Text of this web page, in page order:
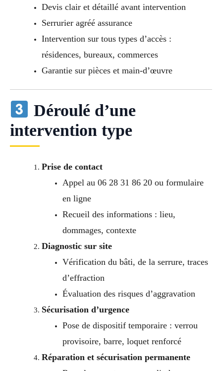
Devis clair et détaillé avant intervention
Serrurier agréé assurance
Intervention sur tous types d’accès :
résidences, bureaux, commerces
Garantie sur pièces et main-d’œuvre
Déroulé d’une
intervention type
Prise de contact
Appel au 06 28 31 86 20 ou formulaire
en ligne
Recueil des informations : lieu,
dommages, contexte
Diagnostic sur site
Vérification du bâti, de la serrure, traces
d’effraction
Évaluation des risques d’aggravation
Sécurisation d’urgence
Pose de dispositif temporaire : verrou
provisoire, barre, loquet renforcé
Réparation et sécurisation permanente